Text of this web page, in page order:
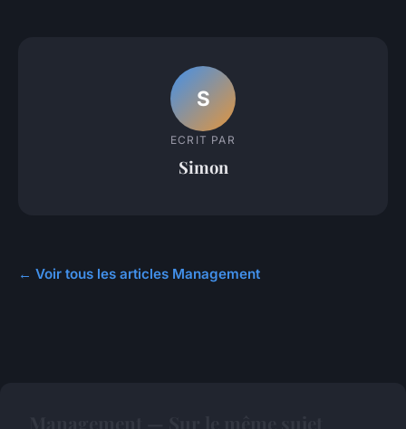
S
ECRIT PAR
Simon
← Voir tous les articles Management